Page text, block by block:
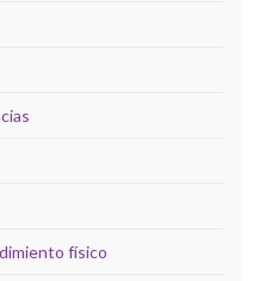
físico